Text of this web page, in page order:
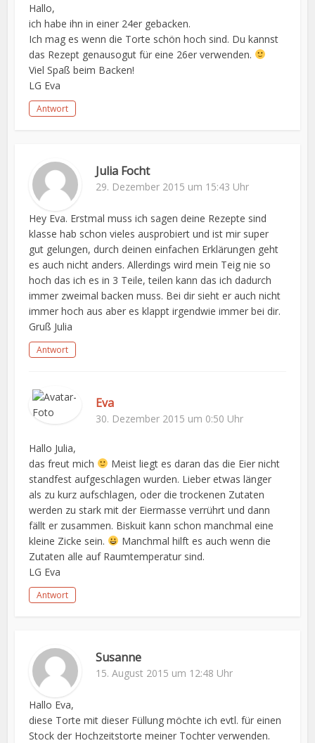
Hallo,
ich habe ihn in einer 24er gebacken.
Ich mag es wenn die Torte schön hoch sind. Du kannst
das Rezept genausogut für eine 26er verwenden.
Viel Spaß beim Backen!
LG Eva
Antwort
Julia Focht
29. Dezember 2015 um 15:43 Uhr
Hey Eva. Erstmal muss ich sagen deine Rezepte sind
klasse hab schon vieles ausprobiert und ist mir super
gut gelungen, durch deinen einfachen Erklärungen geht
es auch nicht anders. Allerdings wird mein Teig nie so
hoch das ich es in 3 Teile, teilen kann das ich dadurch
immer zweimal backen muss. Bei dir sieht er auch nicht
immer hoch aus aber es klappt irgendwie immer bei dir.
Gruß Julia
Antwort
Eva
30. Dezember 2015 um 0:50 Uhr
Hallo Julia,
das freut mich
Meist liegt es daran das die Eier nicht
standfest aufgeschlagen wurden. Lieber etwas länger
als zu kurz aufschlagen, oder die trockenen Zutaten
werden zu stark mit der Eiermasse verrührt und dann
fällt er zusammen. Biskuit kann schon manchmal eine
kleine Zicke sein.
Manchmal hilft es auch wenn die
Zutaten alle auf Raumtemperatur sind.
LG Eva
Antwort
Susanne
15. August 2015 um 12:48 Uhr
Hallo Eva,
diese Torte mit dieser Füllung möchte ich evtl. für einen
Stock der Hochzeitstorte meiner Tochter verwenden.